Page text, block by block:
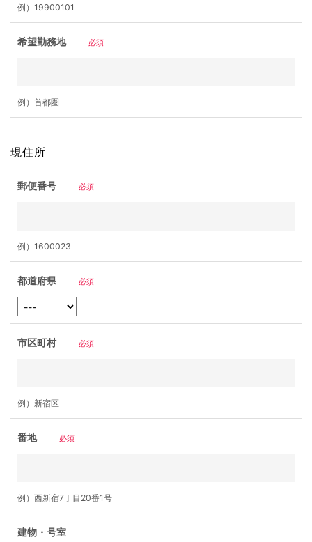
例）19900101
希望勤務地 必須
例）首都圏
現住所
郵便番号 必須
例）1600023
都道府県 必須
市区町村 必須
例）新宿区
番地 必須
例）西新宿7丁目20番1号
建物・号室